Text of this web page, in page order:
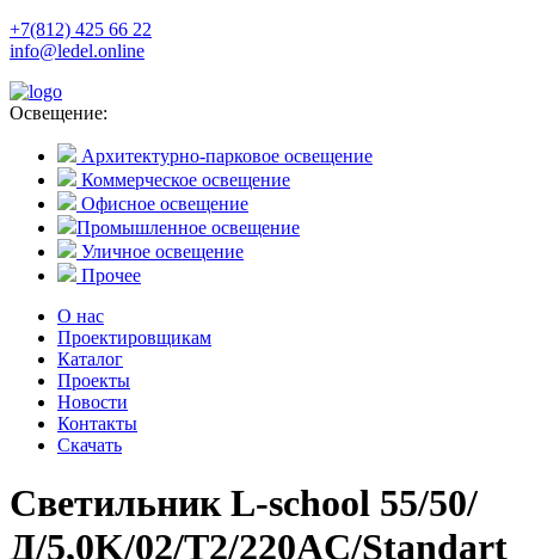
+7(812) 425 66 22
info@ledel.online
Освещение:
Архитектурно-парковое освещение
Коммерческое освещение
Офисное освещение
Промышленное освещение
Уличное освещение
Прочее
О нас
Проектировщикам
Каталог
Проекты
Новости
Контакты
Скачать
Светильник L-school 55/50/
Д/5,0K/02/Т2/220AC/Standart